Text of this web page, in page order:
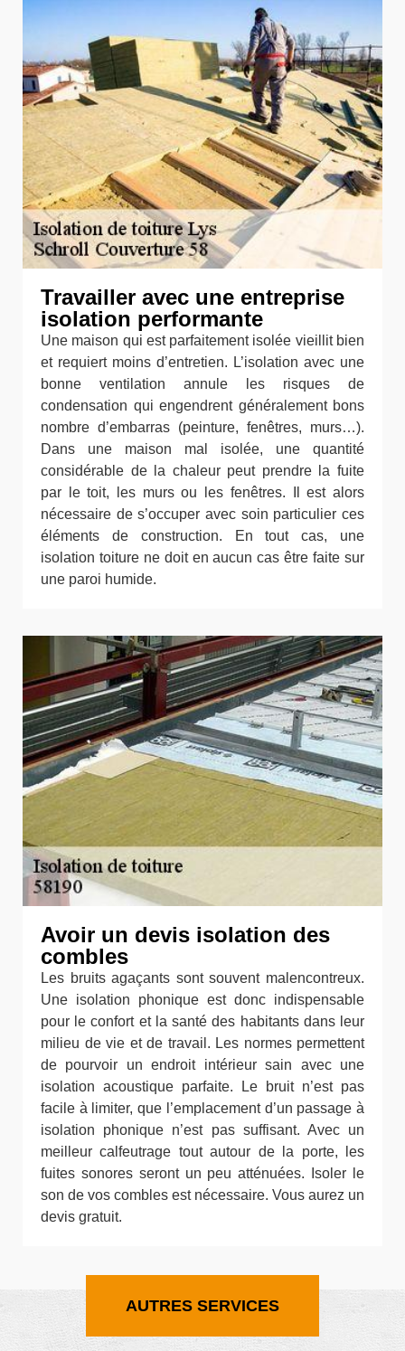
Travailler avec une entreprise
isolation performante
Une maison qui est parfaitement isolée vieillit bien
et requiert moins d’entretien. L’isolation avec une
bonne ventilation annule les risques de
condensation qui engendrent généralement bons
nombre d’embarras (peinture, fenêtres, murs…).
Dans une maison mal isolée, une quantité
considérable de la chaleur peut prendre la fuite
par le toit, les murs ou les fenêtres. Il est alors
nécessaire de s’occuper avec soin particulier ces
éléments de construction. En tout cas, une
isolation toiture ne doit en aucun cas être faite sur
une paroi humide.
Avoir un devis isolation des
combles
Les bruits agaçants sont souvent malencontreux.
Une isolation phonique est donc indispensable
pour le confort et la santé des habitants dans leur
milieu de vie et de travail. Les normes permettent
de pourvoir un endroit intérieur sain avec une
isolation acoustique parfaite. Le bruit n’est pas
facile à limiter, que l’emplacement d’un passage à
isolation phonique n’est pas suffisant. Avec un
meilleur calfeutrage tout autour de la porte, les
fuites sonores seront un peu atténuées. Isoler le
son de vos combles est nécessaire. Vous aurez un
devis gratuit.
AUTRES SERVICES